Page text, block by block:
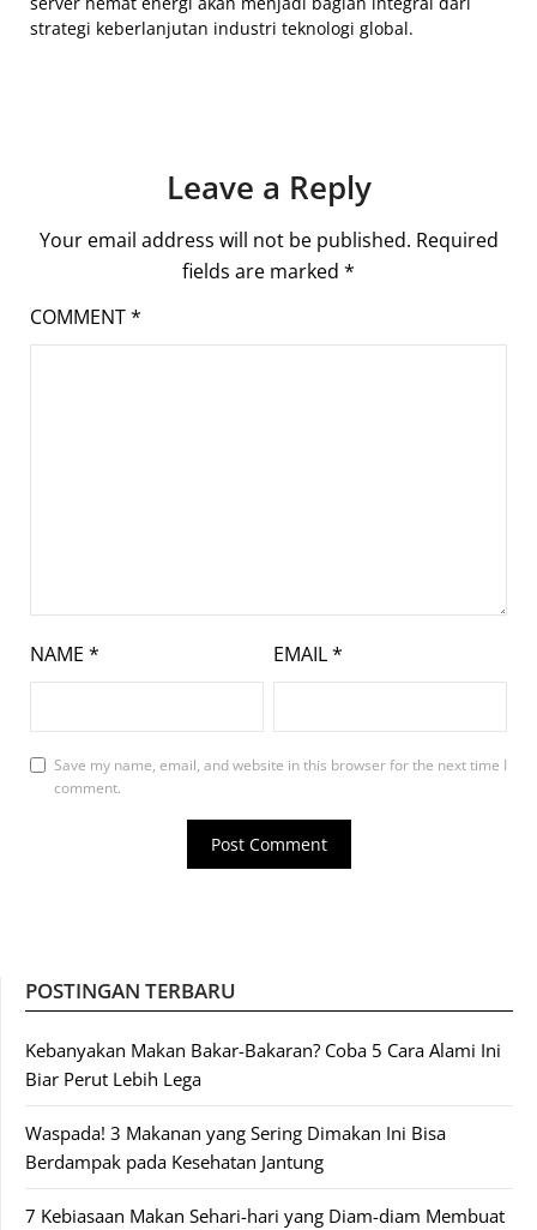
strategi keberlanjutan industri teknologi global.
Leave a Reply
Your email address will not be published. Required
fields are marked *
COMMENT*
NAME * EMAIL*
Save my name, email, and website in this browser for the next time I
comment.
POSTINGAN TERBARU
Kebanyakan Makan Bakar-Bakaran? Coba 5 Cara Alami Ini
Biar Perut Lebih Lega
Waspada! 3 Makanan yang Sering Dimakan Ini Bisa
Berdampak pada Kesehatan Jantung
7 Kebiasaan Makan Sehari-hari yang Diam-diam Membuat